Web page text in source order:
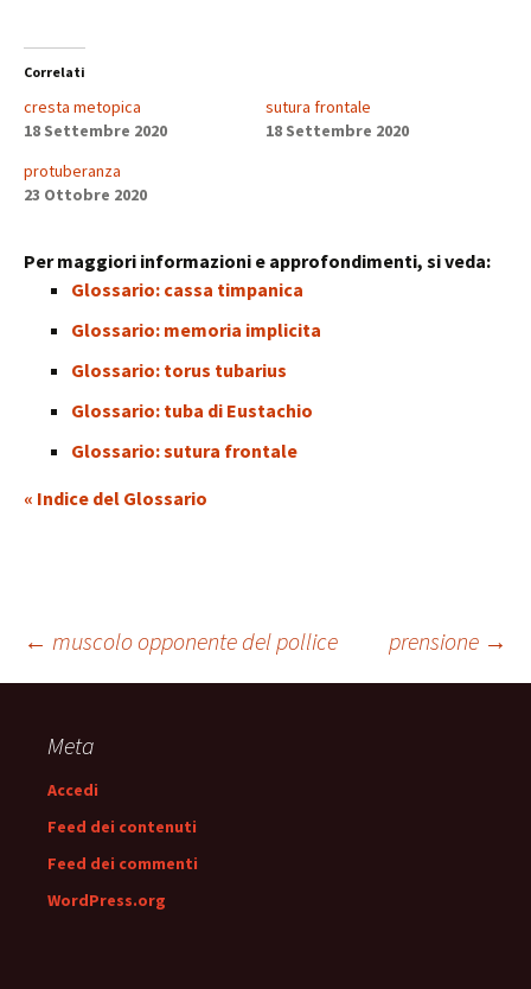
Correlati
cresta metopica
18 Settembre 2020
sutura frontale
18 Settembre 2020
protuberanza
23 Ottobre 2020
Per maggiori informazioni e approfondimenti, si veda:
Glossario: cassa timpanica
Glossario: memoria implicita
Glossario: torus tubarius
Glossario: tuba di Eustachio
Glossario: sutura frontale
« Indice del Glossario
Navigazione
articolo
← muscolo opponente del pollice prensione →
Meta
Accedi
Feed dei contenuti
Feed dei commenti
WordPress.org